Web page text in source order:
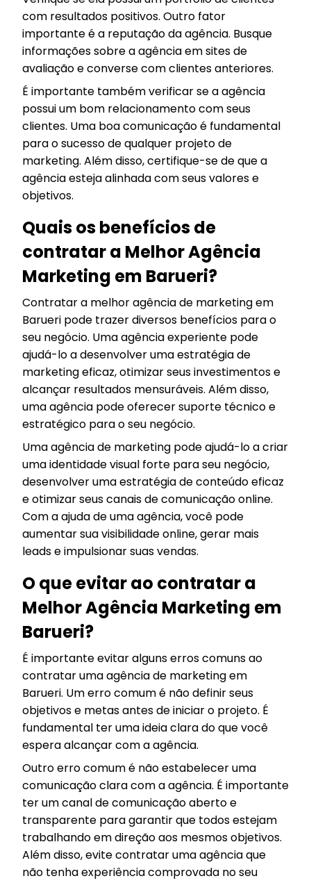
com resultados positivos. Outro fator
importante é a reputação da agência. Busque
informações sobre a agência em sites de
avaliação e converse com clientes anteriores.
É importante também verificar se a agência
possui um bom relacionamento com seus
clientes. Uma boa comunicação é fundamental
para o sucesso de qualquer projeto de
marketing. Além disso, certifique-se de que a
agência esteja alinhada com seus valores e
objetivos.
Quais os benefícios de
contratar a Melhor Agência
Marketing em Barueri?
Contratar a melhor agência de marketing em
Barueri pode trazer diversos benefícios para o
seu negócio. Uma agência experiente pode
ajudá-lo a desenvolver uma estratégia de
marketing eficaz, otimizar seus investimentos e
alcançar resultados mensuráveis. Além disso,
uma agência pode oferecer suporte técnico e
estratégico para o seu negócio.
Uma agência de marketing pode ajudá-lo a criar
uma identidade visual forte para seu negócio,
desenvolver uma estratégia de conteúdo eficaz
e otimizar seus canais de comunicação online.
Com a ajuda de uma agência, você pode
aumentar sua visibilidade online, gerar mais
leads e impulsionar suas vendas.
O que evitar ao contratar a
Melhor Agência Marketing em
Barueri?
É importante evitar alguns erros comuns ao
contratar uma agência de marketing em
Barueri. Um erro comum é não definir seus
objetivos e metas antes de iniciar o projeto. É
fundamental ter uma ideia clara do que você
espera alcançar com a agência.
Outro erro comum é não estabelecer uma
comunicação clara com a agência. É importante
ter um canal de comunicação aberto e
transparente para garantir que todos estejam
trabalhando em direção aos mesmos objetivos.
Além disso, evite contratar uma agência que
não tenha experiência comprovada no seu